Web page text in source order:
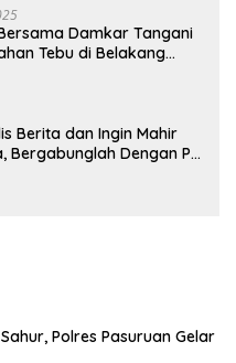
Damkar Tangani
Tebu di Belakang
Berita dan Ingin Mahir
Bergabunglah Dengan PT
Polres Pasuruan Gelar